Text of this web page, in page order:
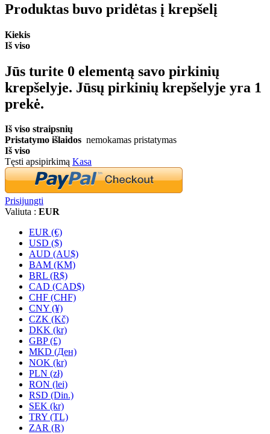
Produktas buvo pridėtas į krepšelį
Kiekis
Iš viso
Jūs turite 0 elementą savo pirkinių
krepšelyje. Jūsų pirkinių krepšelyje yra 1
prekė.
Iš viso straipsnių
Pristatymo išlaidos nemokamas pristatymas
Iš viso
Tęsti apsipirkimą Kasa
Prisijungti
Valiuta : EUR
EUR (€)
USD ($)
AUD (AU$)
BAM (KM)
BRL (R$)
CAD (CAD$)
CHF (CHF)
CNY (¥)
CZK (Kč)
DKK (kr)
GBP (£)
MKD (Ден)
NOK (kr)
PLN (zł)
RON (lei)
RSD (Din.)
SEK (kr)
TRY (TL)
ZAR (R)